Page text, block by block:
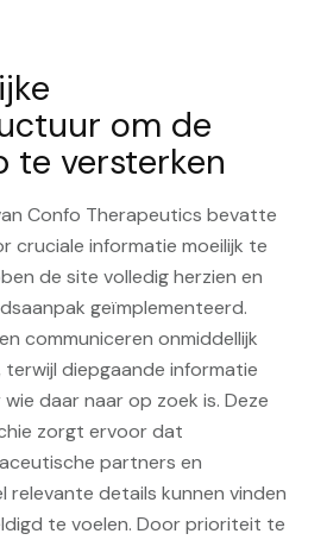
om de
te versterken
Confo Therapeutics bevatte
cruciale informatie moeilijk te
de site volledig herzien en
geïmplementeerd.
communiceren onmiddellijk
diepgaande informatie
daar naar op zoek is. Deze
zorgt ervoor dat
partners en
relevante details kunnen vinden
te voelen. Door prioriteit te